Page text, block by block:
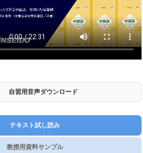
自習用音声ダウンロード
テキスト試し読み
教授用資料サンプル